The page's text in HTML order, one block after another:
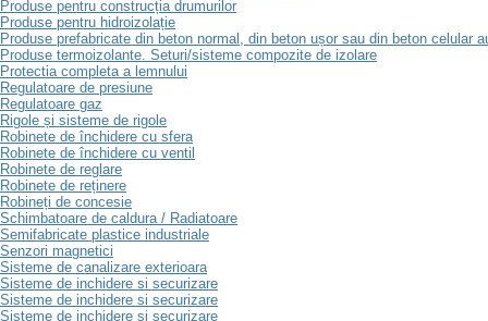
Produse pentru construcția drumurilor
Produse pentru hidroizolație
Produse prefabricate din beton normal, din beton ușor sau din beton celular
Produse termoizolante. Seturi/sisteme compozite de izolare
Protectia completa a lemnului
Regulatoare de presiune
Regulatoare gaz
Rigole și sisteme de rigole
Robinete de închidere cu sfera
Robinete de închidere cu ventil
Robinete de reglare
Robinete de reținere
Robineți de concesie
Schimbatoare de caldura / Radiatoare
Semifabricate plastice industriale
Senzori magnetici
Sisteme de canalizare exterioara
Sisteme de inchidere si securizare
Sisteme de inchidere si securizare
Sisteme de inchidere si securizare